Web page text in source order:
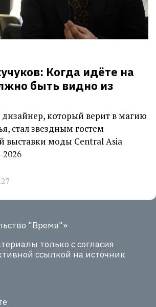
Когда идёте на
быть видно из
который верит в магию
стал звездным гостем
выставки моды Central Asia
"Время"»
только с согласия
ссылкой на источник